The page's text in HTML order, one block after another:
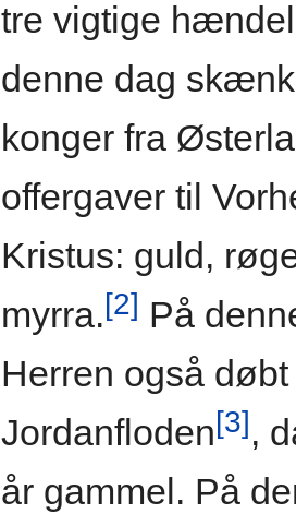
tre vigtige
denne dag
konger fra
offergaver til
Kristus: guld,
myrra.[2] På
Herren også
Jordanfloden[3],
år gammel. På